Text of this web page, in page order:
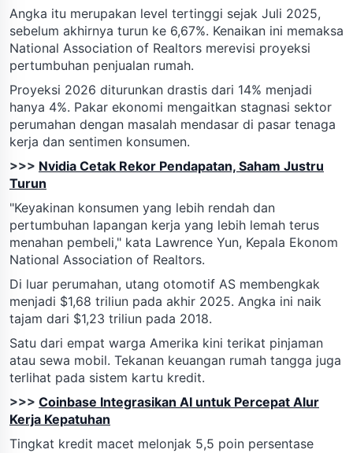
Angka itu merupakan level tertinggi sejak Juli 2025,
sebelum akhirnya turun ke 6,67%. Kenaikan ini memaksa
National Association of Realtors merevisi proyeksi
pertumbuhan penjualan rumah.
Proyeksi 2026 diturunkan drastis dari 14% menjadi
hanya 4%. Pakar ekonomi mengaitkan stagnasi sektor
perumahan dengan masalah mendasar di pasar tenaga
kerja dan sentimen konsumen.
>>> Nvidia Cetak Rekor Pendapatan, Saham Justru
Turun
"Keyakinan konsumen yang lebih rendah dan
pertumbuhan lapangan kerja yang lebih lemah terus
menahan pembeli," kata Lawrence Yun, Kepala Ekonom
National Association of Realtors.
Di luar perumahan, utang otomotif AS membengkak
menjadi $1,68 triliun pada akhir 2025. Angka ini naik
tajam dari $1,23 triliun pada 2018.
Satu dari empat warga Amerika kini terikat pinjaman
atau sewa mobil. Tekanan keuangan rumah tangga juga
terlihat pada sistem kartu kredit.
>>> Coinbase Integrasikan AI untuk Percepat Alur
Kerja Kepatuhan
Tingkat kredit macet melonjak 5,5 poin persentase